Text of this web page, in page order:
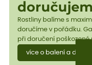
Rostliny balíme s
doručíme v pořádku.
při doručení poškozené
více o balení a